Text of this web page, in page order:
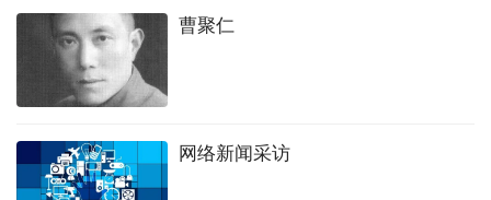
曹聚仁
网络新闻采访